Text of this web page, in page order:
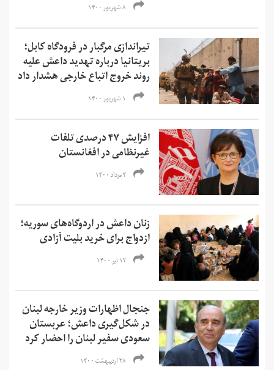
۸ شهریور ۱۴۰۰
تیراندازی مرگبار در فرودگاه کابل؛
بریتانیا درباره تهدید داعش علیه
روند خروج اتباع خارجی هشدار داد
۱ شهریور ۱۴۰۰
افزایش ۴۷ درصدی تلفات
غیرنظامی در افغانستان
۴ مرداد ۱۴۰۰
زنان داعش در اردوگاه‌های سوریه؛
ازدواج برای خرید بلیت آزادی
۱۲ تیر ۱۴۰۰
جنجال اظهارات وزیر خارجه لبنان
در شکل‌گیری داعش؛ عربستان
سعودی سفیر لبنان را احضار کرد
۲۸ اردیبهشت ۱۴۰۰